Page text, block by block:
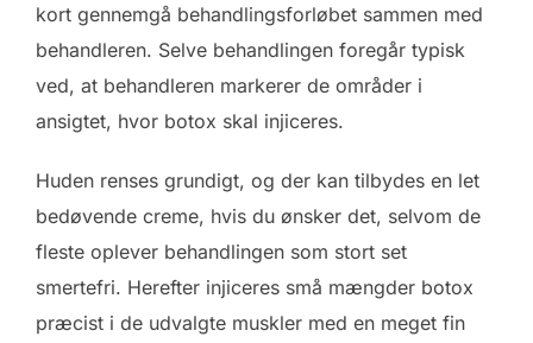
kort gennemgå behandlingsforløbet sammen med
behandleren. Selve behandlingen foregår typisk
ved, at behandleren markerer de områder i
ansigtet, hvor botox skal injiceres.
Huden renses grundigt, og der kan tilbydes en let
bedøvende creme, hvis du ønsker det, selvom de
fleste oplever behandlingen som stort set
smertefri. Herefter injiceres små mængder botox
præcist i de udvalgte muskler med en meget fin